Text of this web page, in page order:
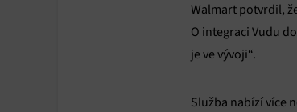
Walmart potvrdil,
O integraci Vudu
je ve vývoji“.
Služba nabízí více